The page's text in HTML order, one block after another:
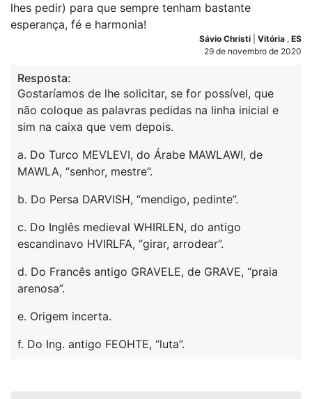
lhes pedir) para que sempre tenham bastante
esperança, fé e harmonia!
Sávio Christi Vitória , ES
29 de novembro de 2020
Resposta:
Gostaríamos de lhe solicitar, se for possível, que
não coloque as palavras pedidas na linha inicial e
sim na caixa que vem depois.
a. Do Turco MEVLEVI, do Árabe MAWLAWI, de
MAWLA, “senhor, mestre”.
b. Do Persa DARVISH, “mendigo, pedinte”.
c. Do Inglês medieval WHIRLEN, do antigo
escandinavo HVIRLFA, “girar, arrodear”.
d. Do Francês antigo GRAVELE, de GRAVE, “praia
arenosa”.
e. Origem incerta.
f. Do Ing. antigo FEOHTE, “luta”.